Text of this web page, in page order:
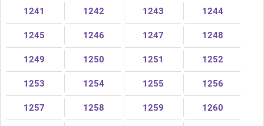
1241 1242 1243 1244
1245 1246 1247 1248
1249 1250 1251 1252
1253 1254 1255 1256
1257 1258 1259 1260